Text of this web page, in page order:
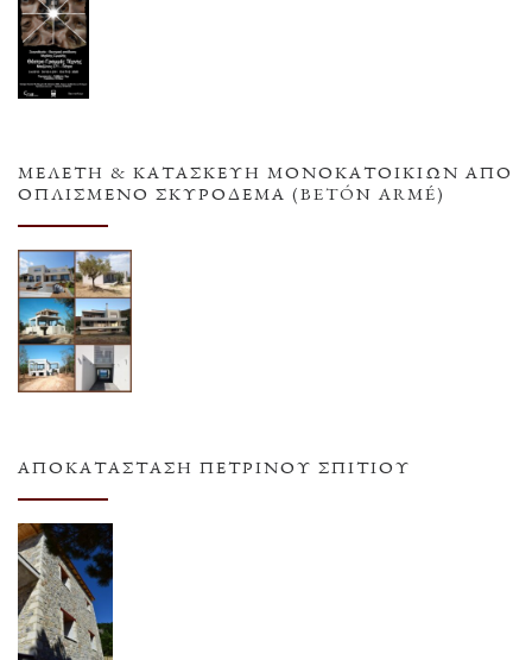
ΜΕΛΕΤΗ & ΚΑΤΑΣΚΕΥΗ ΜΟΝΟΚΑΤΟΙΚΙΩΝ ΑΠΟ
ΟΠΛΙΣΜΕΝΟ ΣΚΥΡΟΔΕΜΑ (BETÓN ARMÉ)
ΑΠΟΚΑΤΆΣΤΑΣΗ ΠΈΤΡΙΝΟΥ ΣΠΙΤΙΟΎ